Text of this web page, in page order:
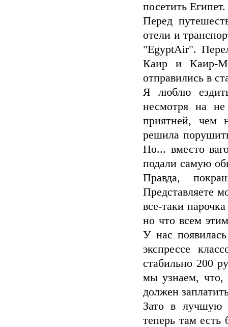
посетить Египет.
Перед
отели и
"EgyptAir".
Каир и Каир-
отправились в
Я люблю
несмотря на
приятней, чем
решила
Но... вместо
подали самую
Правда,
Представляете
все-таки
но что всем
У нас
экспрессе
стабильно 200
мы узнаем, что,
должен
Зато в лучшую
теперь там